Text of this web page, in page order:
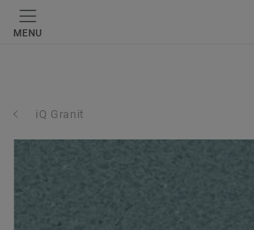
MENU
iQ Granit